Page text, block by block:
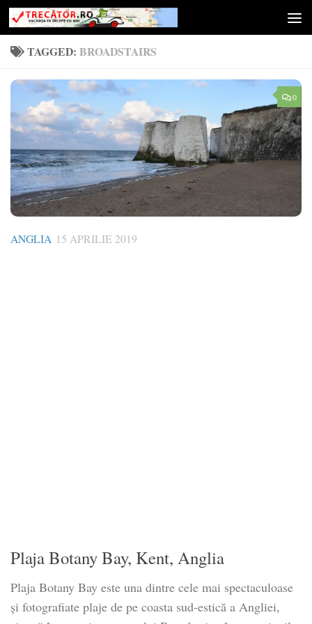
Skip to content
TAGGED: BROADSTAIRS
0
ANGLIA 15 APRILIE 2019
Plaja Botany Bay, Kent, Anglia
Plaja Botany Bay este una dintre cele mai spectaculoase
și fotografiate plaje de pe coasta sud-estică a Angliei,